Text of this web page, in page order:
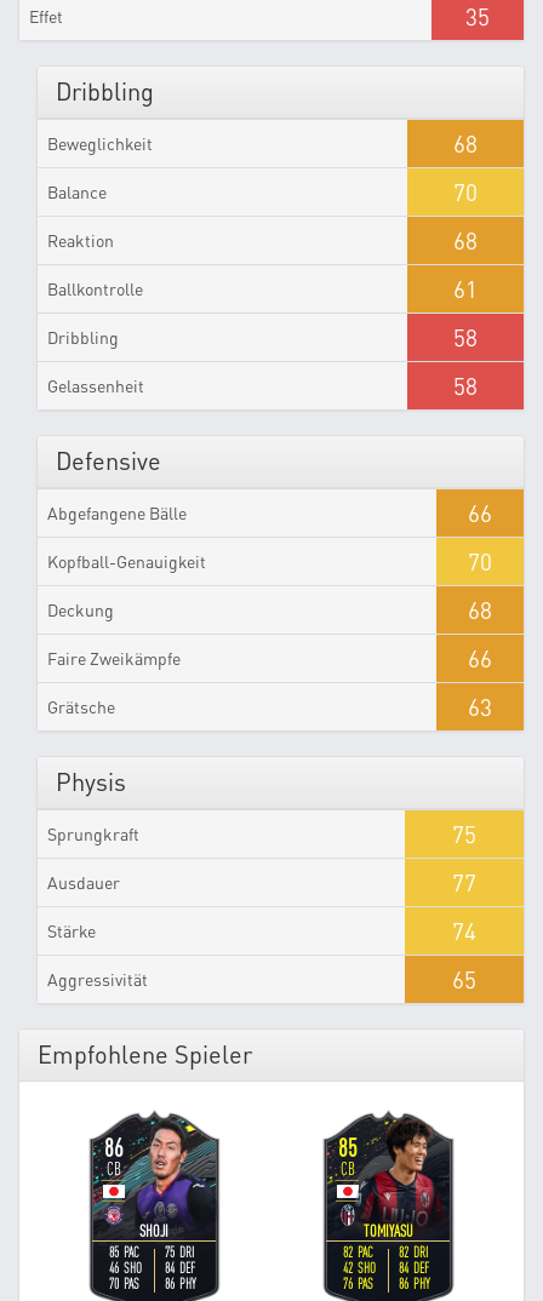
Effet 35
Dribbling
Beweglichkeit 68
Balance 70
Reaktion 68
Ballkontrolle 61
Dribbling 58
Gelassenheit 58
Defensive
Abgefangene Bälle 66
Kopfball-Genauigkeit 70
Deckung 68
Faire Zweikämpfe 66
Grätsche 63
Physis
Sprungkraft 75
Ausdauer 77
Stärke 74
Aggressivität 65
Empfohlene Spieler